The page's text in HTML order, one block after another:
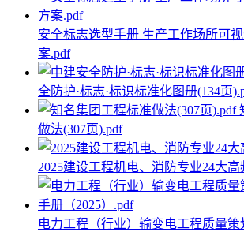
安全标志选型手册 生产工作场所可
案.pdf
全防护·标志·标识标准化图册(134页
做法(307页).pdf
2025建设工程机电、消防专业24大
电力工程（行业）输变电工程质量